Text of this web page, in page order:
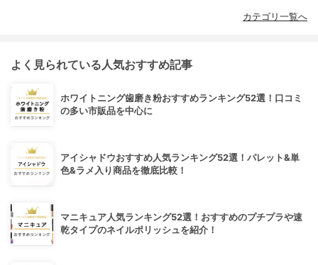
カテゴリ一覧へ
よく見られている人気おすすめ記事
ホワイトニング歯磨き粉おすすめランキング52選！口コミ
の多い市販品を中心に
アイシャドウおすすめ人気ランキング52選！パレット&単
色&ラメ入り商品を徹底比較！
マニキュア人気ランキング52選！おすすめのプチプラや速
乾タイプのネイルポリッシュを紹介！